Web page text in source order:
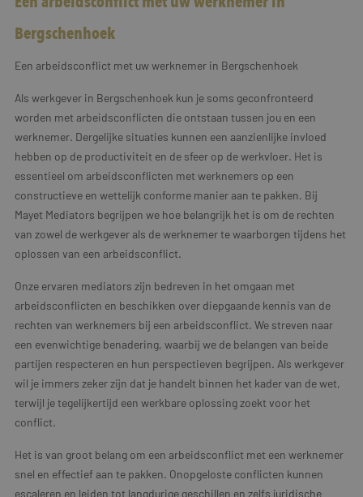
Bergschenhoek
Een arbeidsconflict met uw werknemer in Bergschenhoek
Als werkgever in Bergschenhoek kun je soms geconfronteerd
worden met arbeidsconflicten die ontstaan tussen jou en een
werknemer. Dergelijke situaties kunnen een aanzienlijke invloed
hebben op de productiviteit en de sfeer op de werkvloer. Het is
essentieel om arbeidsconflicten met werknemers op een
constructieve en wettelijk conforme manier aan te pakken. Bij
Mayet Mediators begrijpen we hoe belangrijk het is om de rechten
van zowel de werkgever als de werknemer te waarborgen tijdens het
oplossen van een arbeidsconflict.
Onze ervaren mediators zijn bedreven in het omgaan met
arbeidsconflicten en beschikken over diepgaande kennis van de
rechten van werknemers bij een arbeidsconflict. We streven naar
een evenwichtige benadering, waarbij we de belangen van beide
partijen respecteren en hun perspectieven begrijpen. Als werkgever
wil je immers zeker zijn dat je handelt binnen het kader van de wet,
terwijl je tegelijkertijd een werkbare oplossing zoekt voor het
conflict.
Het is van groot belang om een arbeidsconflict met een werknemer
snel en effectief aan te pakken. Onopgeloste conflicten kunnen
escaleren en leiden tot langdurige geschillen en zelfs juridische